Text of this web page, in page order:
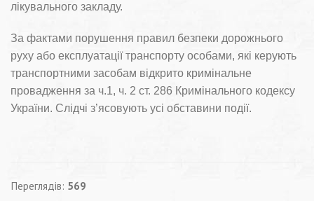
лікувального закладу.
За фактами порушення правил безпеки дорожнього
руху або експлуатації транспорту особами, які керують
транспортними засобам відкрито кримінальне
провадження за ч.1, ч. 2 ст. 286 Кримінального кодексу
України. Слідчі з’ясовують усі обставини події.
Переглядів: 569